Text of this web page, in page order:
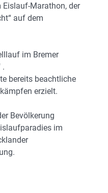
Marathon, der
auf dem
im Bremer
.
bereits beachtliche
erzielt.
Bevölkerung
im